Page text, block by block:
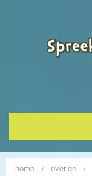
Home
home overige